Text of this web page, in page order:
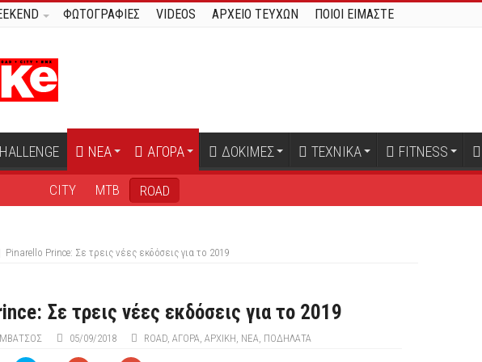
ΦΩΤΟΓΡΑΦΙΕΣ VIDEOS ΑΡΧΕΙΟ ΤΕΥΧΩΝ ΠΟΙΟΙ ΕΙΜΑΣΤΕ
ΝΕΑ ΑΓΟΡΑ ΔΟΚΙΜΕΣ ΤΕΧΝΙΚΑ FITNESS
CITY MTB ROAD
Pinarello Prince: Σε τρεις νέες εκδόσεις για το 2019
Σε τρεις νέες εκδόσεις για το 2019
05/09/2018 ROAD, ΑΓΟΡΑ, ΑΡΧΙΚΉ, ΝΕΑ, ΠΟΔΉΛΑΤΑ